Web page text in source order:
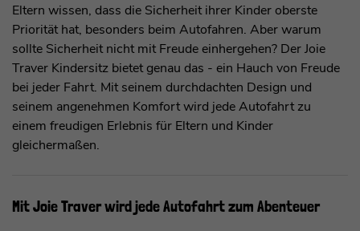
Eltern wissen, dass die Sicherheit ihrer Kinder oberste
Priorität hat, besonders beim Autofahren. Aber warum
sollte Sicherheit nicht mit Freude einhergehen? Der Joie
Traver Kindersitz bietet genau das - ein Hauch von Freude
bei jeder Fahrt. Mit seinem durchdachten Design und
seinem angenehmen Komfort wird jede Autofahrt zu
einem freudigen Erlebnis für Eltern und Kinder
gleichermaßen.
Mit Joie Traver wird jede Autofahrt zum Abenteuer